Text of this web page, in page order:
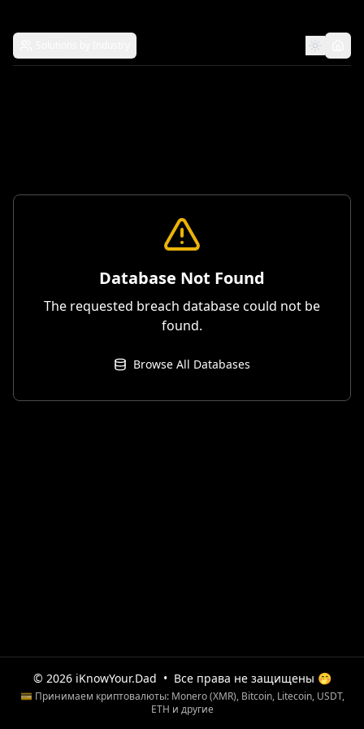
Database Not Found
The requested breach database could not be
found.
Browse All Databases
© 2026 iKnowYour.Dad • Все права не защищены 🤭
💳 Принимаем криптовалюты: Monero (XMR), Bitcoin, Litecoin, USDT,
ETH и другие